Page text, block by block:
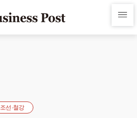
선·철강